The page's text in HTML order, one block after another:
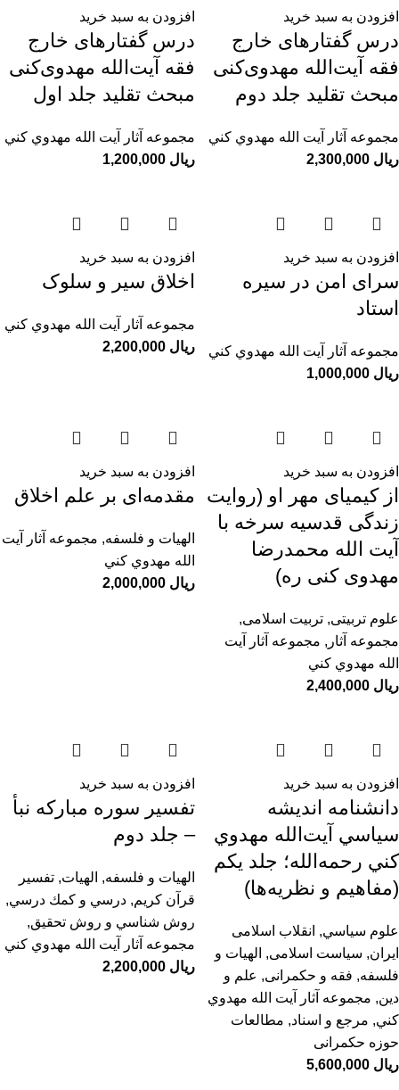
افزودن به سبد خرید
درس گفتارهای خارج
فقه آیت‌الله مهدوی‌کنی
مبحث تقلید جلد دوم
مجموعه آثار آيت الله مهدوي كني
ریال
افزودن به سبد خرید
درس گفتارهای خارج
فقه آیت‌الله مهدوی‌کنی
مبحث تقلید جلد اول
مجموعه آثار آيت الله مهدوي كني
ریال
افزودن به سبد خرید
سرای امن در سیره
استاد
مجموعه آثار آيت الله مهدوي كني
ریال
افزودن به سبد خرید
اخلاق سیر و سلوک
مجموعه آثار آيت الله مهدوي كني
ریال
افزودن به سبد خرید
از کیمیای مهر او (روایت
زندگی قدسیه سرخه با
آیت الله محمدرضا
مهدوی کنی ره)
علوم تربیتی, تربیت اسلامی,
مجموعه آثار , مجموعه آثار آيت
الله مهدوي كني
ریال
افزودن به سبد خرید
مقدمه‌ای بر علم اخلاق
الهیات و فلسفه, مجموعه آثار آيت
الله مهدوي كني
ریال
افزودن به سبد خرید
دانشنامه انديشه
سياسي آيت‌الله مهدوي
كني رحمه‌الله؛ جلد يكم
(مفاهيم و نظريه‌ها)
علوم سياسي, انقلاب اسلامی
ایران, سیاست اسلامی, الهیات و
فلسفه, فقه و حکمرانی, علم و
دین, مجموعه آثار آيت الله مهدوي
كني, مرجع و اسناد, مطالعات
حوزه حکمرانی
ریال
افزودن به سبد خرید
تفسیر سوره مبارکه نبأ
– جلد دوم
الهیات و فلسفه, الهيات, تفسیر
قرآن کریم, درسي و كمك درسي,
روش شناسي و روش تحقيق,
مجموعه آثار آيت الله مهدوي كني
ریال